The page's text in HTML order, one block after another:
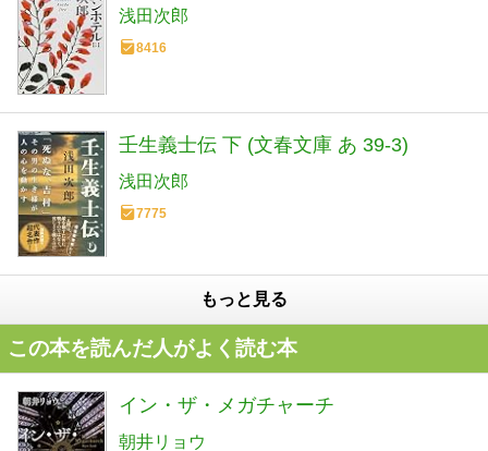
浅田次郎
8416
壬生義士伝 下 (文春文庫 あ 39-3)
浅田次郎
7775
もっと見る
この本を読んだ人がよく読む本
イン・ザ・メガチャーチ
朝井リョウ